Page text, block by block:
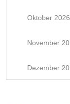
Oktober 2026
November
Dezember